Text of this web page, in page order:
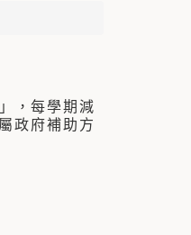
」，每學期減
政府補助方